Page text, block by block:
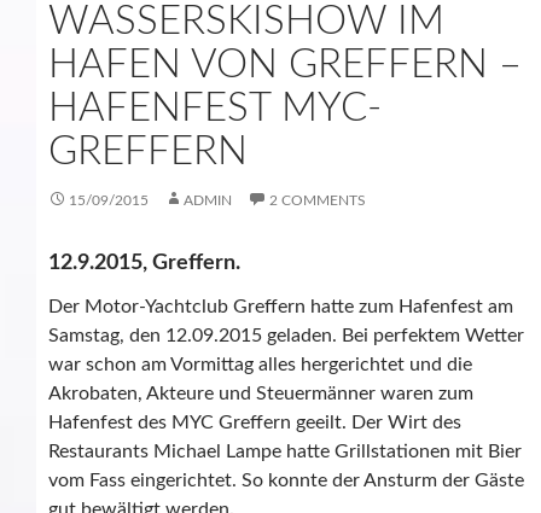
WASSERSKISHOW IM
HAFEN VON GREFFERN –
HAFENFEST MYC-
GREFFERN
15/09/2015 ADMIN 2 COMMENTS
12.9.2015, Greffern.
Der Motor-Yachtclub Greffern hatte zum Hafenfest am
Samstag, den 12.09.2015 geladen. Bei perfektem Wetter
war schon am Vormittag alles hergerichtet und die
Akrobaten, Akteure und Steuermänner waren zum
Hafenfest des MYC Greffern geeilt. Der Wirt des
Restaurants Michael Lampe hatte Grillstationen mit Bier
vom Fass eingerichtet. So konnte der Ansturm der Gäste